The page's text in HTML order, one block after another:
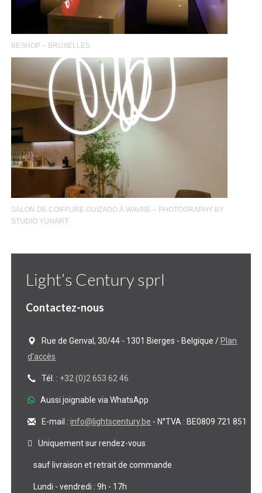
BESHOP – BRUXELLES
SALON DE COIFFURE GUIZADO À WAVRE – PHOTOGRAPHY BY
STUDIO YUNART
Light’s Century sprl
Contactez-nous
Rue de Genval, 30/44 - 1301 Bierges - Belgique /Plan
d’accès
Tél. : +32 (0)2 653 62 46
Aussi joignable via WhatsApp
E-mail :info@lightscentury.be - N°TVA : BE0809 721 851
Uniquement sur rendez-vous
sauf livraison et retrait de commande
Lundi - vendredi : 9h - 17h